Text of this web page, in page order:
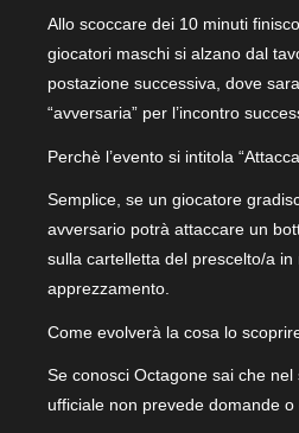
Allo scoccare dei 10 minuti
giocatori maschi si alzano dal
postazione successiva, dove
“avversaria” per l’incontro
Perchè l’evento si intitola
Semplice, se un giocatore
avversario potrà attaccare un
sulla cartelletta del prescelto/a
apprezzamento.
Come evolverà la cosa lo
Se conosci Octagone sai che
ufficiale non prevede domande o